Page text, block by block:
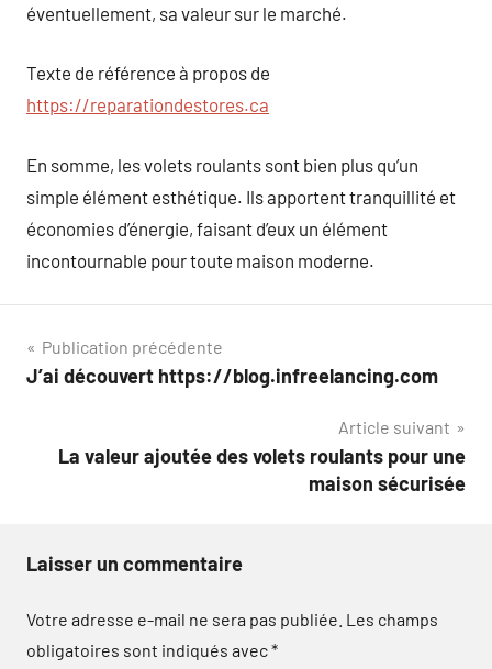
éventuellement, sa valeur sur le marché.
Texte de référence à propos de
https://reparationdestores.ca
En somme, les volets roulants sont bien plus qu’un
simple élément esthétique. Ils apportent tranquillité et
économies d’énergie, faisant d’eux un élément
incontournable pour toute maison moderne.
Navigation
de
Publication précédente
J’ai découvert https://blog.infreelancing.com
Article suivant
La valeur ajoutée des volets roulants pour une
maison sécurisée
Laisser un commentaire
Votre adresse e-mail ne sera pas publiée. Les champs
obligatoires sont indiqués avec*